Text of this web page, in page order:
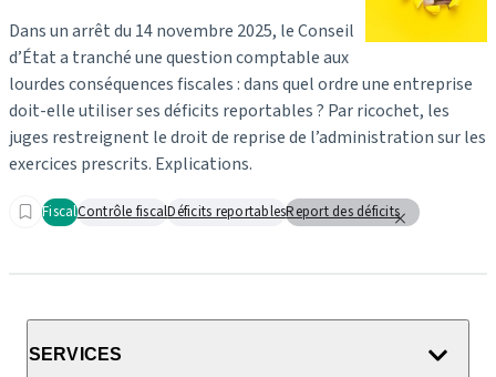
Dans un arrêt du 14 novembre 2025, le Conseil
d’État a tranché une question comptable aux
lourdes conséquences fiscales : dans quel ordre une entreprise
doit-elle utiliser ses déficits reportables ? Par ricochet, les
juges restreignent le droit de reprise de l’administration sur les
exercices prescrits. Explications.
FiscalContrôle fiscalDéficits reportablesReport des déficits
SERVICES